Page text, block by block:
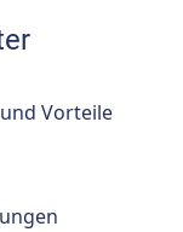
Vorteile